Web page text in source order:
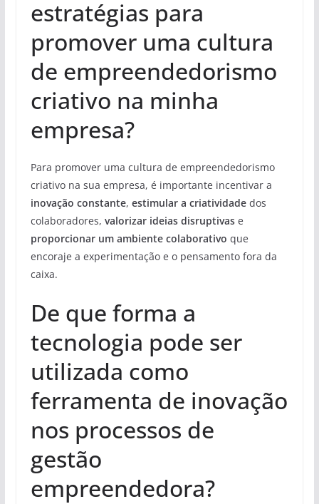
estratégias para
promover uma cultura
de empreendedorismo
criativo na minha
empresa?
Para promover uma cultura de empreendedorismo
criativo na sua empresa, é importante incentivar a
inovação constante, estimular a criatividadedos
colaboradores, valorizar ideias disruptivase
proporcionar um ambiente colaborativo que
encoraje a experimentação e o pensamento fora da
caixa.
De que forma a
tecnologia pode ser
utilizada como
ferramenta de inovação
nos processos de
gestão
empreendedora?